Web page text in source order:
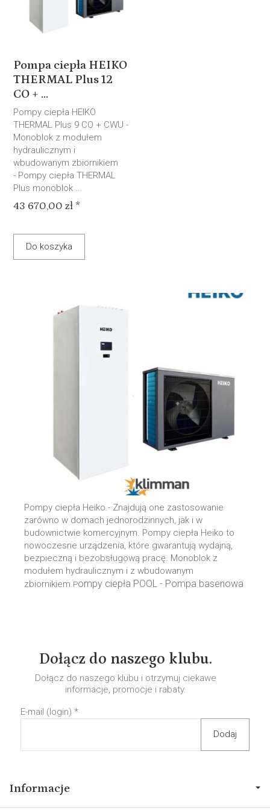
Pompa ciepła HEIKO
THERMAL Plus 12
CO + ...
Pompy ciepła HEIKO
THERMAL Plus 9 CO + CWU -
Monoblok z modułem
hydraulicznym i
wbudowanym zbiornikiem
- Pompy ciepła THERMAL
Plus monoblok ...
43 670,00 zł *
Do koszyka
Pompy ciepła Heiko - Znajdują one zastosowanie
zarówno w domach jednorodzinnych, jak i w
budownictwie komercyjnym. Pompy ciepła Heiko to
nowoczesne urządzenia, które gwarantują wydajną,
bezpieczną i bezobsługową pracę. Monoblok z
modułem hydraulicznym i z wbudowanym
zbiornikiem. Pompy ciepła POOL - Pompa basenowa
Dołącz do naszego klubu.
Dołącz do naszego klubu i otrzymuj ciekawe
informacje, promocje i rabaty.
E-mail (login) *
Informacje